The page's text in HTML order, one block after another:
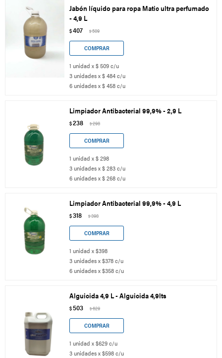
Jabón líquido para ropa Matic ultra perfumado
- 4,9 L
$407 $509
1 unidad x $ 509 c/u
3 unidades x $ 484 c/u
6 unidades x $ 458 c/u
Limpiador Antibacterial 99,9% - 2,9 L
$238 $298
1 unidad x $ 298
3 unidades x $ 283 c/u
6 unidades x $ 268 c/u
Limpiador Antibacterial 99,9% - 4,9 L
$318 $398
1 unidad x $398
3 unidades x $378 c/u
6 unidades x $358 c/u
Alguicida 4,9 L - Alguicida 4,9lts
$503 $629
1 unidad x $629 c/u
3 unidades x $598 c/u